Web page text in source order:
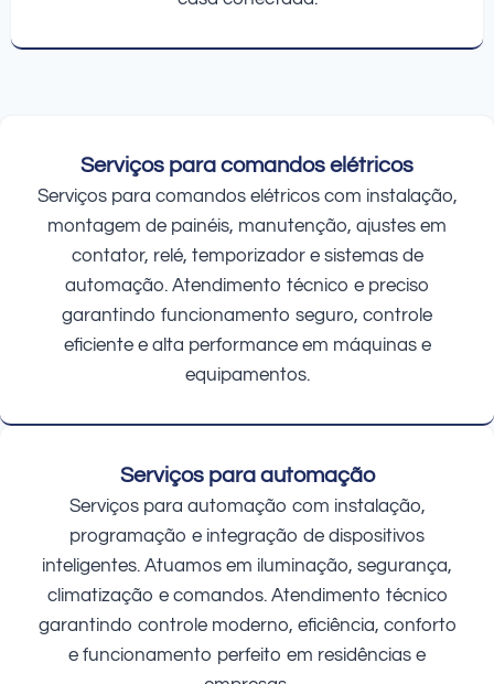
Serviços para comandos elétricos
Serviços para comandos elétricos com instalação,
montagem de painéis, manutenção, ajustes em
contator, relé, temporizador e sistemas de
automação. Atendimento técnico e preciso
garantindo funcionamento seguro, controle
eficiente e alta performance em máquinas e
equipamentos.
Serviços para automação
Serviços para automação com instalação,
programação e integração de dispositivos
inteligentes. Atuamos em iluminação, segurança,
climatização e comandos. Atendimento técnico
garantindo controle moderno, eficiência, conforto
e funcionamento perfeito em residências e